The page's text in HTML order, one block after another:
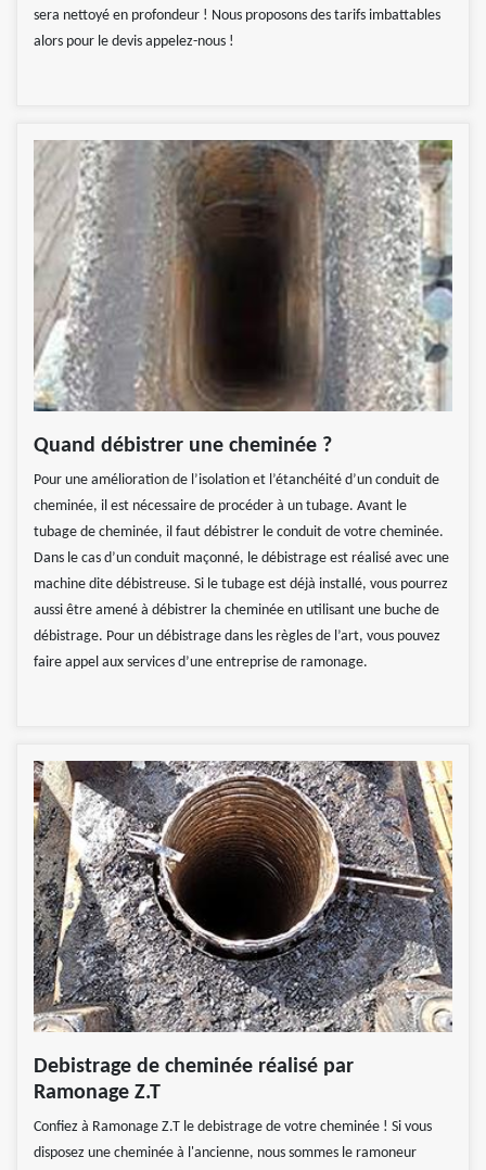
sera nettoyé en profondeur ! Nous proposons des tarifs imbattables
alors pour le devis appelez-nous !
Quand débistrer une cheminée ?
Pour une amélioration de l’isolation et l’étanchéité d’un conduit de
cheminée, il est nécessaire de procéder à un tubage. Avant le
tubage de cheminée, il faut débistrer le conduit de votre cheminée.
Dans le cas d’un conduit maçonné, le débistrage est réalisé avec une
machine dite débistreuse. Si le tubage est déjà installé, vous pourrez
aussi être amené à débistrer la cheminée en utilisant une buche de
débistrage. Pour un débistrage dans les règles de l’art, vous pouvez
faire appel aux services d’une entreprise de ramonage.
Debistrage de cheminée réalisé par
Ramonage Z.T
Confiez à Ramonage Z.T le debistrage de votre cheminée ! Si vous
disposez une cheminée à l'ancienne, nous sommes le ramoneur